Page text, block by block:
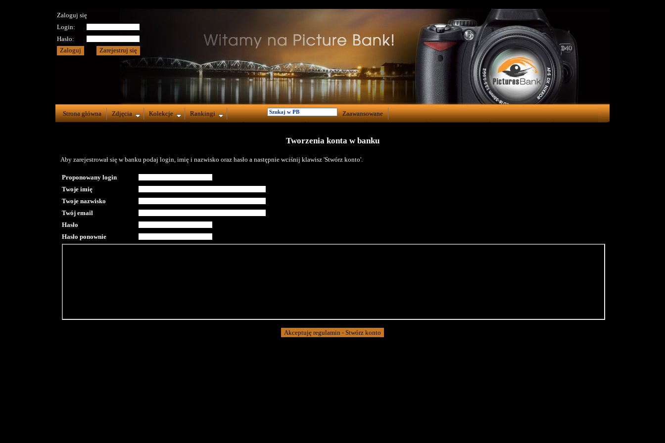
Zaloguj się
Login:
Hasło:
Strona główna Zdjęcia Kolekcje Rankingi Zaawansowane
Tworzenia konta w banku
Aby zarejestrował się w banku podaj login, imię i nazwisko oraz hasło a następnie wciśnij klawisz 'Stwórz konto'.
Proponowany login
Twoje imię
Twoje nazwisko
Twój email
Hasło
Hasło ponownie